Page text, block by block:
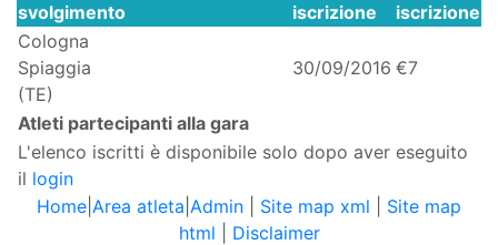
svolgimento
iscrizione
iscrizione
Cologna
Spiaggia
(TE)
30/09/2016 €7
Atleti partecipanti alla gara
L'elenco iscritti è disponibile solo dopo aver eseguito
il login
Home Area atleta Admin Site map xml
Site map
html
Disclaimer